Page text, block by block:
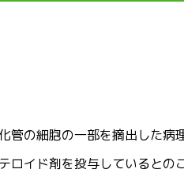
管の細胞の一部を摘出した病
ロイド剤を投与しているとの